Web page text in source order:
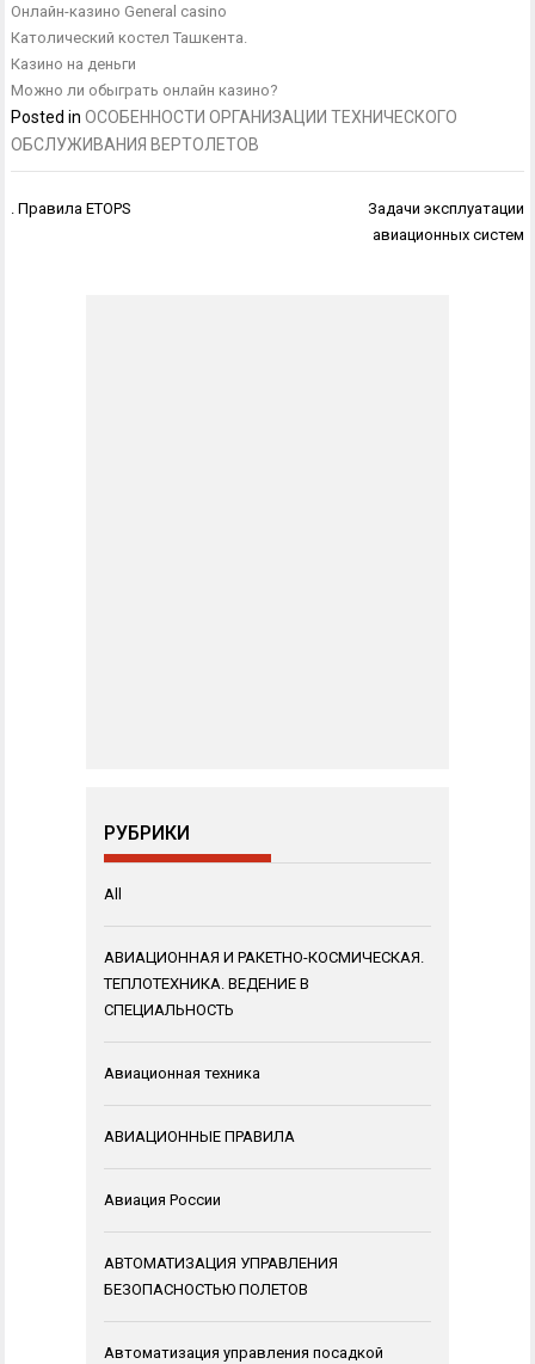
Онлайн-казино General casino
Католический костел Ташкента.
Казино на деньги
Можно ли обыграть онлайн казино?
Posted inОСОБЕННОСТИ ОРГАНИЗАЦИИ ТЕХНИЧЕСКОГО
ОБСЛУЖИВАНИЯ ВЕРТОЛЕТОВ
Навигация
. Правила ETOPS
Задачи эксплуатации
авиационных систем
РУБРИКИ
All
АВИАЦИОННАЯ И РАКЕТНО-КОСМИЧЕСКАЯ.
ТЕПЛОТЕХНИКА. ВЕДЕНИЕ В
СПЕЦИАЛЬНОСТЬ
Авиационная техника
АВИАЦИОННЫЕ ПРАВИЛА
Авиация России
АВТОМАТИЗАЦИЯ УПРАВЛЕНИЯ
БЕЗОПАСНОСТЬЮ ПОЛЕТОВ
Автоматизация управления посадкой